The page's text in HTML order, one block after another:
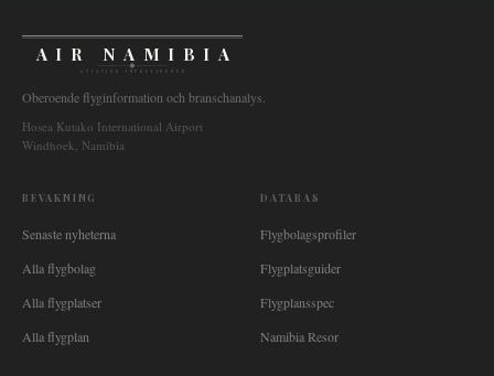
AIR NAMIBIA
AVIATION INTELLIGENCE
Oberoende flyginformation och branschanalys.
Hosea Kutako International Airport
Windhoek, Namibia
BEVAKNING
Senaste nyheterna
Alla flygbolag
Alla flygplatser
Alla flygplan
DATABAS
Flygbolagsprofiler
Flygplatsguider
Flygplansspec
Namibia Resor